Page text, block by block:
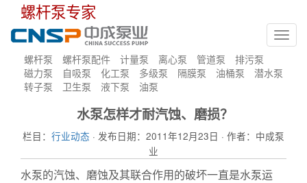
螺杆泵专家
螺杆泵 螺杆泵配件 计量泵 离心泵 管道泵
排污泵
磁力泵
自吸泵 化工泵 多级泵 隔膜泵 油桶泵
潜水泵
转子泵
卫生泵 液下泵 油泵
水泵怎样才耐汽蚀、磨损？
栏目： 行业动态 · 发布日期：2011年12月23日 · 作者：中成泵
业
水泵的汽蚀、磨蚀及其联合作用的破坏一直是水泵运